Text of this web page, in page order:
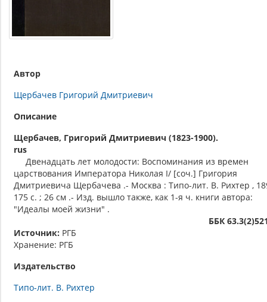
Автор
Щербачев Григорий Дмитриевич
Описание
Щербачев, Григорий Дмитриевич (1823-1900).
rus
Двенадцать лет молодости: Воспоминания из времен
царствования Императора Николая I/ [соч.] Григория
Дмитриевича Щербачева .- Москва : Типо-лит. В. Рихтер ,
175 с. ; 26 см .- Изд. вышло также, как 1-я ч. книги автора:
"Идеалы моей жизни" .
ББК
Источник: РГБ
Хранение: РГБ
Издательство
Типо-лит. В. Рихтер